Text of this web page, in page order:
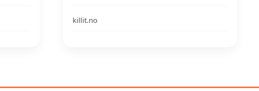
killit.no